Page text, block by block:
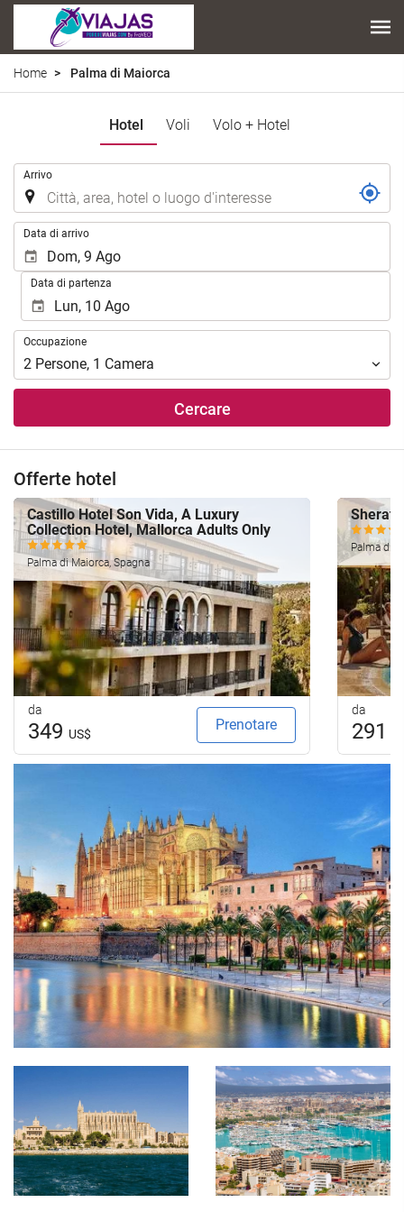
Home Palma di Maiorca
Hotel Voli Volo + Hotel
Arrivo
Data di arrivo
Data di partenza
Occupazione
Occupazione
2 Persone, 1 Camera
Cercare
Offerte hotel
Castillo Hotel Son Vida, A Luxury
Collection Hotel, Mallorca Adults Only
Palma di Maiorca, Spagna
da
349 US$
Prenotare
Palma di
da
291